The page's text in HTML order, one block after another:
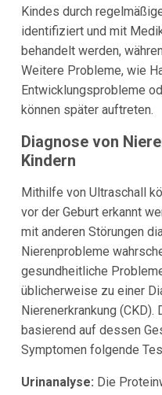
Kindes durch
identifiziert und mit
behandelt werden,
Weitere Probleme, wie
Entwicklungsprobleme
können später auftreten.
Diagnose von
Kindern
Mithilfe von Ultraschall
vor der Geburt erkannt
mit anderen Störungen
Nierenprobleme
gesundheitliche
üblicherweise zu einer
Nierenerkrankung
basierend auf dessen
Symptomen folgende
Urinanalyse: Die